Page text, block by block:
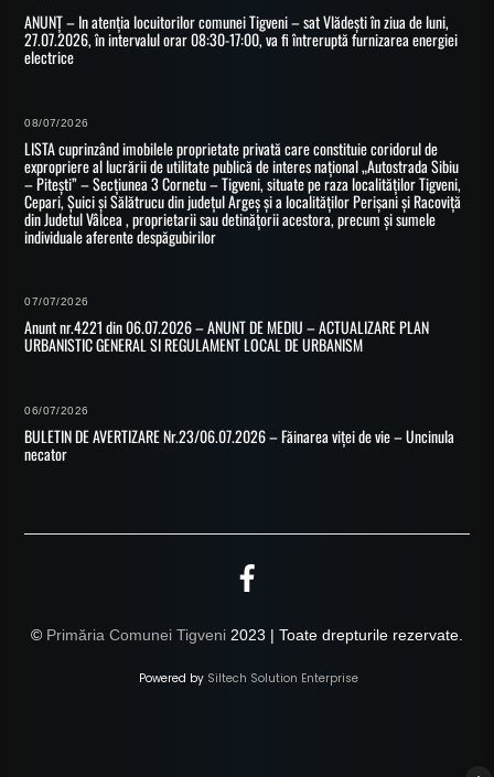
ANUNȚ – In atenția locuitorilor comunei Tigveni – sat Vlădești în ziua de luni,
27.07.2026, în intervalul orar 08:30-17:00, va fi întreruptă furnizarea energiei
electrice
08/07/2026
LISTA cuprinzând imobilele proprietate privată care constituie coridorul de
expropriere al lucrării de utilitate publică de interes național „Autostrada Sibiu
– Pitești” – Secțiunea 3 Cornetu – Tigveni, situate pe raza localităților Tigveni,
Cepari, Șuici și Sălătrucu din județul Argeș și a localităților Perișani și Racoviță
din Judetul Vâlcea , proprietarii sau detinățorii acestora, precum și sumele
individuale aferente despăgubirilor
07/07/2026
Anunt nr.4221 din 06.07.2026 – ANUNT DE MEDIU – ACTUALIZARE PLAN
URBANISTIC GENERAL SI REGULAMENT LOCAL DE URBANISM
06/07/2026
BULETIN DE AVERTIZARE Nr.23/06.07.2026 – Făinarea viței de vie – Uncinula
necator
© Primăria Comunei Tigveni 2023 | Toate drepturile rezervate.
Powered by Siltech Solution Enterprise